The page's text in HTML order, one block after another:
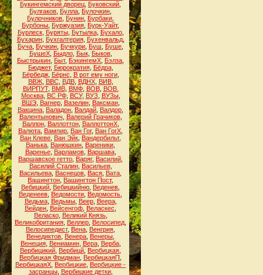
Букингемский дворец Буковский
Булгаков Булла Булочкин
Булочников Бунин Бурбаки
Бурбоны Буржуазия Бурк-Уайт,
Бурлеск, Буряты, Бутылка, Бухало,
Бухарин, Бухгалтерия, Бухенвальд,
Буча Бучкин Бучкури Буш Буше
БушеХ, Быдло, Бык, Быков,
Быстрыкин Быт, БэкингемХ Бэлза
Бюджет, Бюрократия, Бёдра,
Бёрбедж, Бёрнс В рот ему ноги,
ВВЖ, ВВС, ВДВ, ВДНХ, ВИВ,
ВИРПУТ, ВМВ, ВМФ, ВОВ, ВОВ.
Москва, ВС РФ, ВСУ, ВУЗ ВУЗы,
ВШЭ, Вагнер, Вазелин, Ваксман,
Вакцина Валадон Валдай Валдор
Валентынович
Валерий Грачиков,
Валлон, Валлоттон, ВаллоттонХ,
Валюта Вампир Ван Гог, Ван ГогХ
Ван Клеве Ван Эйк Вандербильт,
Ванька Ванюшкин Вареники
Варенье, Варламов, Варшава,
Варшавское гетто Варяг, Василий
Василий Сталин, Васильев,
Васильева Васнецов Вася Вата
Вашингтон Вашингтон Пост,
Вебицкий Вебицкийню Веденев
Веденеев Ведомости Ведомость
Ведьма, Ведьмы, Веер, Веера,
Вейден Вейсенгоф Веласкес
Веласко, Великий Князь,
Великобритания Веллер Велосипед
Велосипедист, Вена Венгрия
Венедиктов Венера Венеры
Венеция, Вениамин, Вера, Верба,
Вербицикий Вербицй Вербицкая
Вербицкая Фридман ВербицкаяП
ВербицкаяХ Вербицкие Вербицкие -
засранцы, Вербицкие детки,